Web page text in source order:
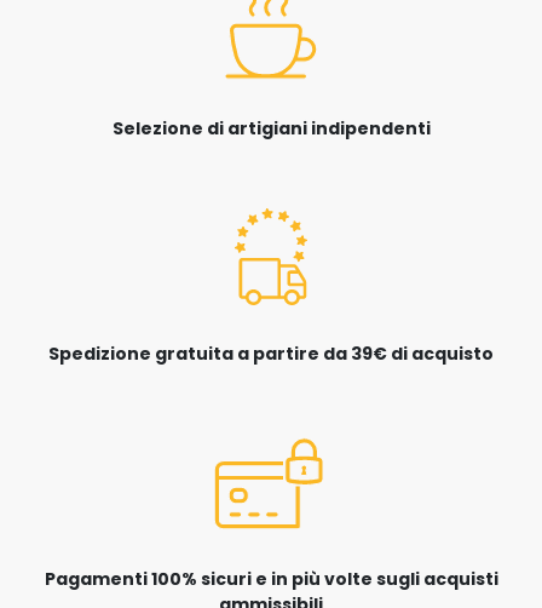
Selezione di artigiani indipendenti
Spedizione gratuita a partire da 39€ di acquisto
Pagamenti 100% sicuri e in più volte sugli acquisti